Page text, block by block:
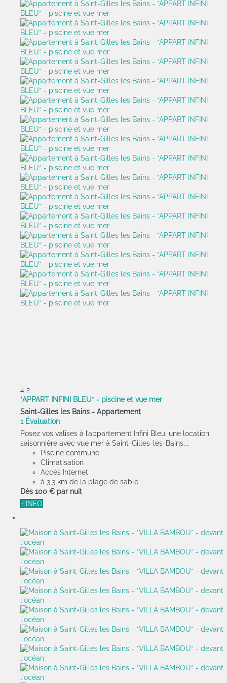
4 2
*APPART INFINI BLEU* - piscine et vue mer
Saint-Gilles les Bains - Appartement
1 Évaluation
Posez vos valises à l’appartement Infini Bleu, une location
saisonnière avec vue mer à Saint-Gilles-les-Bains....
Piscine commune
Climatisation
Accès Internet
à 3,3 km de la plage de sable
Dès 100 € par nuit
+ INFO